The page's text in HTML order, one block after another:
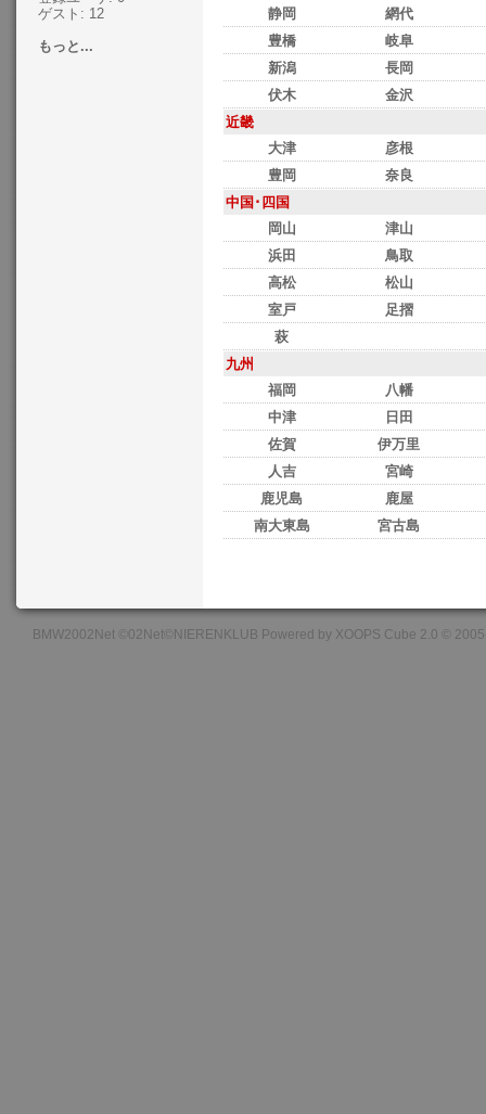
ゲスト: 12
もっと...
静岡
網代
豊橋
岐阜
新潟
長岡
伏木
金沢
近畿
大津
彦根
豊岡
奈良
中国･四国
岡山
津山
浜田
鳥取
高松
松山
室戸
足摺
萩
九州
福岡
八幡
中津
日田
佐賀
伊万里
人吉
宮崎
鹿児島
鹿屋
南大東島
宮古島
BMW2002Net ©02Net©NIERENKLUB Powered by XOOPS Cube 2.0 ©